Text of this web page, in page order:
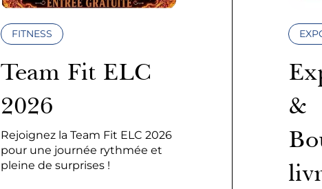
FITNESS
Team Fit ELC
2026
Rejoignez la Team Fit ELC 2026
pour une journée rythmée et
pleine de surprises !
&